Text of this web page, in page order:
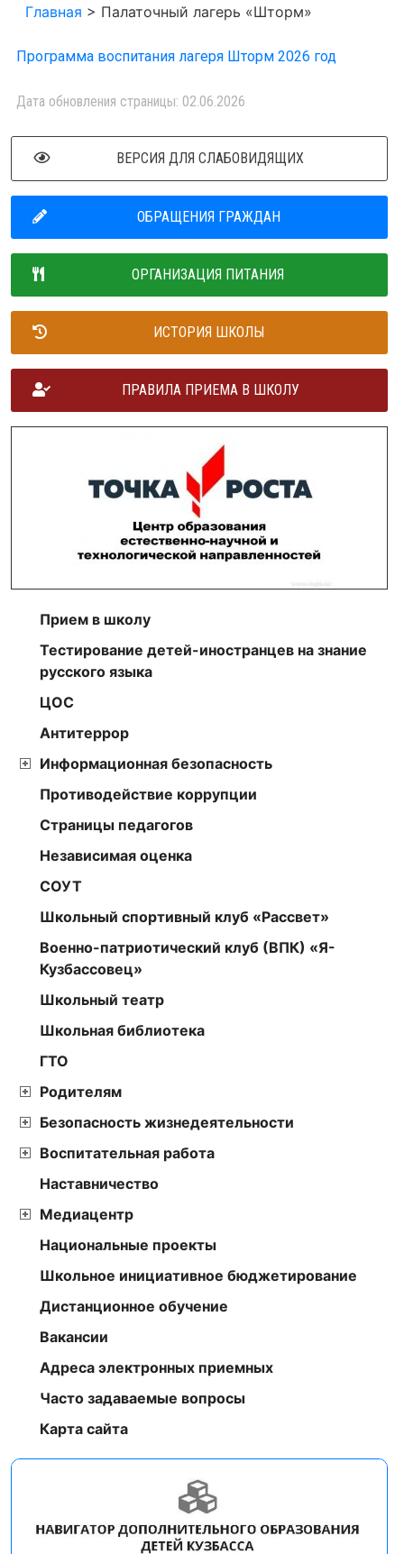
Главная > Палаточный лагерь «Шторм»
Программа воспитания лагеря Шторм 2026 год
Дата обновления страницы: 02.06.2026
ВЕРСИЯ ДЛЯ СЛАБОВИДЯЩИХ
ОБРАЩЕНИЯ ГРАЖДАН
ОРГАНИЗАЦИЯ ПИТАНИЯ
ИСТОРИЯ ШКОЛЫ
ПРАВИЛА ПРИЕМА В ШКОЛУ
Прием в школу
Тестирование детей-иностранцев на знание
русского языка
ЦОС
Антитеррор
Информационная безопасность
Противодействие коррупции
Страницы педагогов
Независимая оценка
СОУТ
Школьный спортивный клуб «Рассвет»
Военно-патриотический клуб (ВПК) «Я-
Кузбассовец»
Школьный театр
Школьная библиотека
ГТО
Родителям
Безопасность жизнедеятельности
Воспитательная работа
Наставничество
Медиацентр
Национальные проекты
Школьное инициативное бюджетирование
Дистанционное обучение
Вакансии
Адреса электронных приемных
Часто задаваемые вопросы
Карта сайта